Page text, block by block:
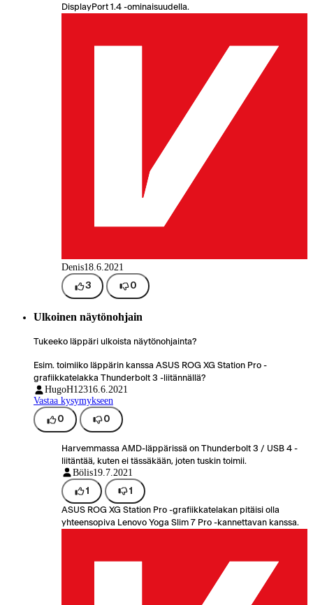
DisplayPort 1.4 -ominaisuudella.
Denis18.6.2021
3 0
Ulkoinen näytönohjain
Tukeeko läppäri ulkoista näytönohjainta?
Esim. toimiiko läppärin kanssa ASUS ROG XG Station Pro -
grafiikkatelakka Thunderbolt 3 -liitännällä?
HugoH12316.6.2021
Vastaa kysymykseen
0 0
Harvemmassa AMD-läppärissä on Thunderbolt 3 / USB 4 -
liitäntää, kuten ei tässäkään, joten tuskin toimii.
Bölis19.7.2021
1 1
ASUS ROG XG Station Pro -grafiikkatelakan pitäisi olla
yhteensopiva Lenovo Yoga Slim 7 Pro -kannettavan kanssa.